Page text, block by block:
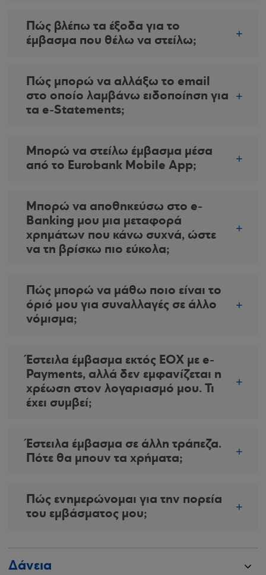
Πώς βλέπω τα έξοδα για το
έμβασμα που θέλω να στείλω;
Πώς μπορώ να αλλάξω το email
στο οποίο λαμβάνω ειδοποίηση για
τα e-Statements;
Μπορώ να στείλω έμβασμα μέσα
από το Eurobank Mobile App;
Μπορώ να αποθηκεύσω στο e-
Banking μου μια μεταφορά
χρημάτων που κάνω συχνά, ώστε
να τη βρίσκω πιο εύκολα;
Πώς μπορώ να μάθω ποιο είναι το
όριό μου για συναλλαγές σε άλλο
νόμισμα;
Έστειλα έμβασμα εκτός ΕΟΧ με e-
Payments, αλλά δεν εμφανίζεται η
χρέωση στον λογαριασμό μου. Τι
έχει συμβεί;
Έστειλα έμβασμα σε άλλη τράπεζα.
Πότε θα μπουν τα χρήματα;
Πώς ενημερώνομαι για την πορεία
του εμβάσματος μου;
Δάνεια